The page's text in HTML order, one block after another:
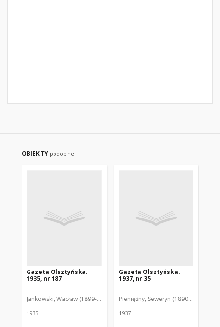
OBIEKTY podobne
Gazeta Olsztyńska.
1935, nr 187
Jankowski, Wacław (1899-1975). Red.
1935
Gazeta Olsztyńska.
1937, nr 35
Pieniężny, Seweryn (1890-1940). Red.
1937